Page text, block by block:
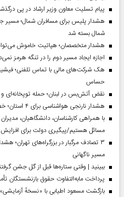
پیام تسلیت معاون وزیر ارشاد در پی
هشدار پلیس برای مسافران شمال؛ مسیر
شمال بسته شد
هشدار متخصصان؛ هپاتیت خاموش
اجازه ایجاد مسیر دوم را در تنگه هرمز
هک شرکت‌های مالی با تماس تلفنی؛
حساس
نقض آتش‌بس در لبنان؛ حمله توپخانه‌ای و
هشدار نارنجی هواشناسی برای ۴ استان؛ خطر سیلاب و رعدوبرق در ارتفاعات
با همراهی کارشناسان، دانشگاهیان،
مسائل هستیم/پیگیری دولت برای افزایش
۳ تصادف مرگبار در بزرگراه‌های تهران؛
مسیر ناگهانی
ببینید | وقتی ستاره‌ها قبل از گل جشن
پرداخت مابه‌التفاوت حقوق بازنشستگان
بازگشت مسعود اطیابی با «نسخهٔ آزمایشی»